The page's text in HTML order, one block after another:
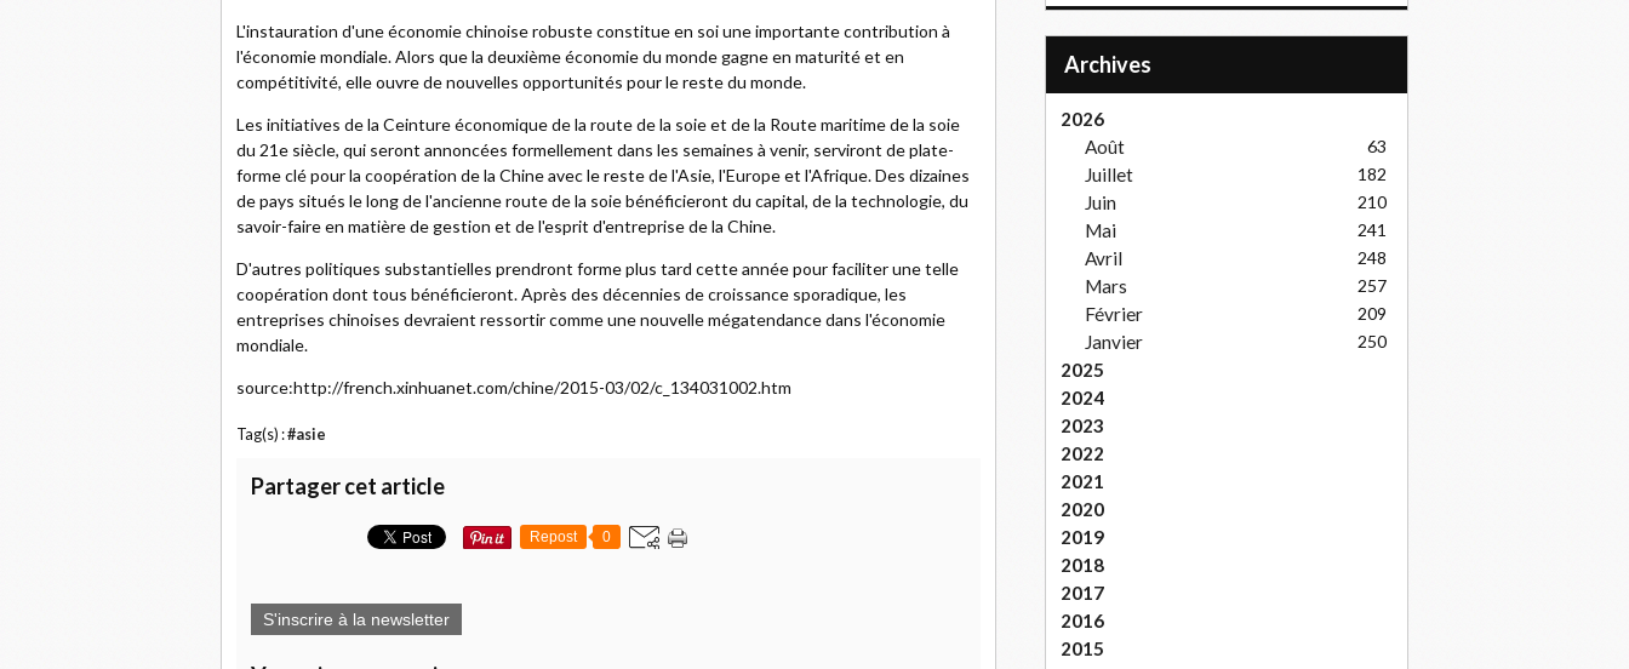
L'instauration d'une économie chinoise robuste constitue en soi une importante contribution à
l'économie mondiale. Alors que la deuxième économie du monde gagne en maturité et en
compétitivité, elle ouvre de nouvelles opportunités pour le reste du monde.
Les initiatives de la Ceinture économique de la route de la soie et de la Route maritime de la soie
du 21e siècle, qui seront annoncées formellement dans les semaines à venir, serviront de plate-
forme clé pour la coopération de la Chine avec le reste de l'Asie, l'Europe et l'Afrique. Des dizaines
de pays situés le long de l'ancienne route de la soie bénéficieront du capital, de la technologie, du
savoir-faire en matière de gestion et de l'esprit d'entreprise de la Chine.
D'autres politiques substantielles prendront forme plus tard cette année pour faciliter une telle
coopération dont tous bénéficieront. Après des décennies de croissance sporadique, les
entreprises chinoises devraient ressortir comme une nouvelle mégatendance dans l'économie
mondiale.
source:http://french.xinhuanet.com/chine/2015-03/02/c_134031002.htm
Tag(s) :#asie
Partager cet article
Repost 0
S'inscrire à la newsletter
Archives
2026
Août
63
Juillet 182
Juin 210
Mai 241
Avril 248
Mars 257
Février 209
Janvier 250
2025
2024
2023
2022
2021
2020
2019
2018
2017
2016
2015